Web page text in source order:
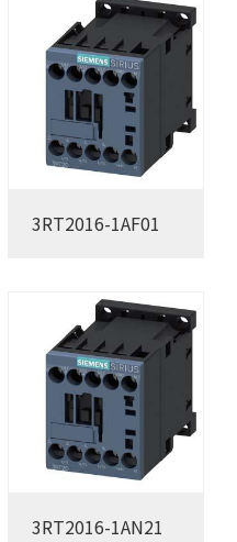
3RT2016-1AF01
3RT2016-1AN21